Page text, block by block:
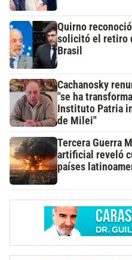
Quirno
solicitó el retiro
Brasil
Cachanosky
"se ha
Instituto Patria
de Milei"
Tercera Guerra
artificial reveló
países